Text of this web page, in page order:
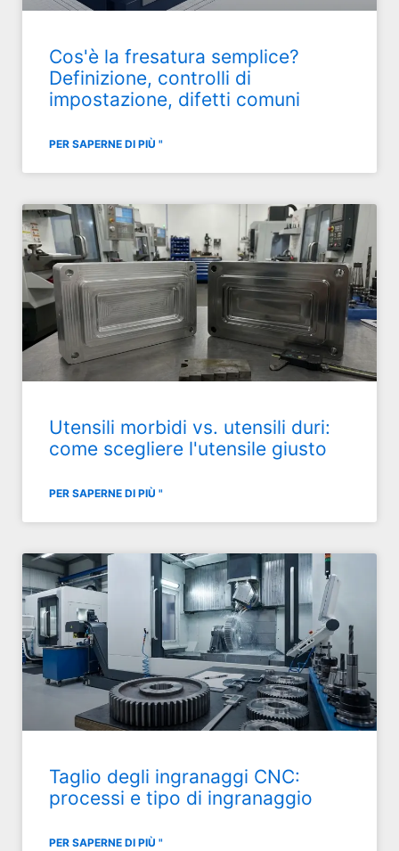
Cos'è la fresatura semplice?
Definizione, controlli di
impostazione, difetti comuni
PER SAPERNE DI PIÙ "
Utensili morbidi vs. utensili duri:
come scegliere l'utensile giusto
PER SAPERNE DI PIÙ "
Taglio degli ingranaggi CNC:
processi e tipo di ingranaggio
PER SAPERNE DI PIÙ "